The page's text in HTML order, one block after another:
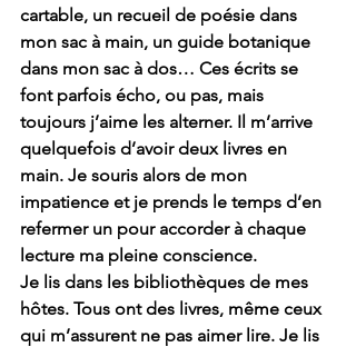
cartable, un recueil de poésie dans
mon sac à main, un guide botanique
dans mon sac à dos… Ces écrits se
font parfois écho, ou pas, mais
toujours j’aime les alterner. Il m’arrive
quelquefois d’avoir deux livres en
main. Je souris alors de mon
impatience et je prends le temps d’en
refermer un pour accorder à chaque
lecture ma pleine conscience.
Je lis dans les bibliothèques de mes
hôtes. Tous ont des livres, même ceux
qui m’assurent ne pas aimer lire. Je lis